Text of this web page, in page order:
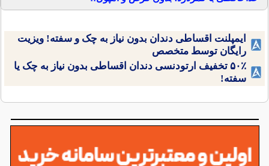
ایمپلنت اقساطی دندان بدون نیاز به چک و سفته! ویزیت
رایگان توسط متخصص
۵۰٪ تخفیف ارتودنسی دندان اقساطی بدون نیاز به چک یا
سفته!